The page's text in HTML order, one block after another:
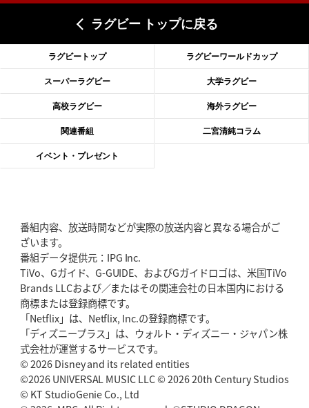
2026年6月18日(木)更新
滑川剛人レフリー、早過ぎる引退「27年W杯の主審、遠のいた夢」
2026年6月11日(木)更新
神戸、リーグワン初優勝の道のりデイブ・レニーHCの功績と財産
2026年6月4日(木)更新
“泣き虫先生”こと山口良治氏死去「信は力なり」骨太の教育方針
2026年5月21日(木)更新
狭山RG、ライチェル海遥スタッフ入り
ッション
2026年5月14日(木)更新
神戸、1位通過の立役者レタリック
「悲運の闘将」宮地克実氏死去 熱血指導で埼玉WKの基礎築く
2026年4月30日(木)更新
ラグビー トップに戻る
ラグビートップ ラグビーワールドカップ
スーパーラグビー 大学ラグビー
高校ラグビー 海外ラグビー
関連番組 二宮清純コラム
イベント・プレゼント
番組内容、放送時間などが実際の放送内容と異なる場合がご
ざいます。
番組データ提供元：IPG Inc.
TiVo、Gガイド、G-GUIDE、およびGガイドロゴは、米国TiVo
Brands LLCおよび／またはその関連会社の日本国内における
商標または登録商標です。
「Netflix」は、Netflix, Inc.の登録商標です。
「ディズニープラス」は、ウォルト・ディズニー・ジャパン株
式会社が運営するサービスです。
© 2026 Disney and its related entities
©2026 UNIVERSAL MUSIC LLC © 2026 20th Century Studios
© KT StudioGenie Co., Ltd